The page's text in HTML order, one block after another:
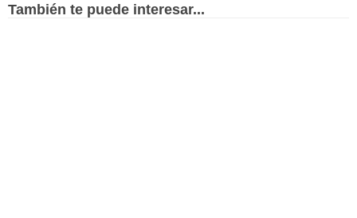
También te puede interesar...